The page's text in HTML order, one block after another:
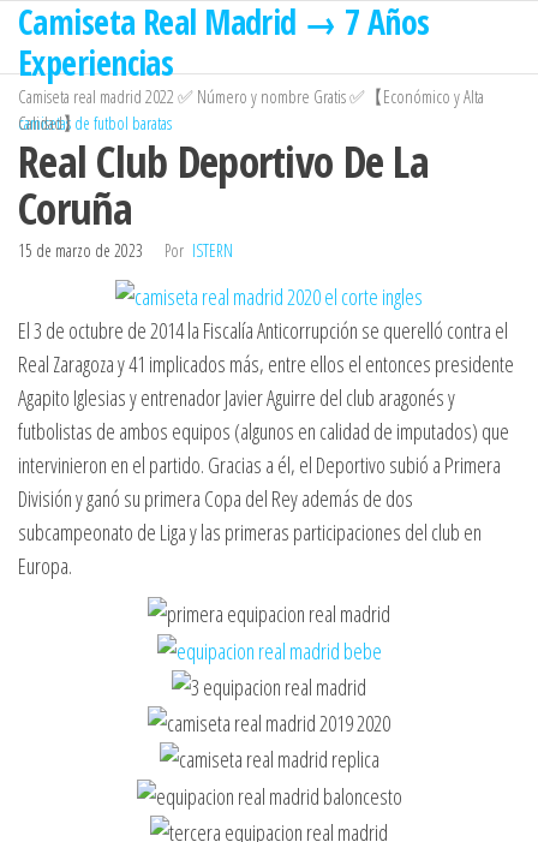
Saltar
contenido
Camiseta Real Madrid → 7 Años
Experiencias
Camiseta real madrid 2022 ✅ Número y nombre Gratis ✅【Económico y Alta
Calidad】
camisetas de futbol baratas
Real Club Deportivo De La
Coruña
15 de marzo de 2023 Por ISTERN
El 3 de octubre de 2014 la Fiscalía Anticorrupción se querelló contra el
Real Zaragoza y 41 implicados más, entre ellos el entonces presidente
Agapito Iglesias y entrenador Javier Aguirre del club aragonés y
futbolistas de ambos equipos (algunos en calidad de imputados) que
intervinieron en el partido. Gracias a él, el Deportivo subió a Primera
División y ganó su primera Copa del Rey además de dos
subcampeonato de Liga y las primeras participaciones del club en
Europa.